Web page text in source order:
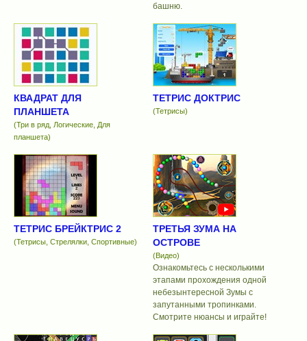
башню.
КВАДРАТ ДЛЯ
ПЛАНШЕТА
(Три в ряд, Логические, Для
планшета)
ТЕТРИС ДОКТРИС
(Тетрисы)
ТЕТРИС БРЕЙКТРИС 2
(Тетрисы, Стрелялки, Спортивные)
ТРЕТЬЯ ЗУМА НА
ОСТРОВЕ
(Видео)
Ознакомьтесь с несколькими
этапами прохождения одной
небезынтересной Зумы с
запутанными тропинками.
Смотрите нюансы и играйте!